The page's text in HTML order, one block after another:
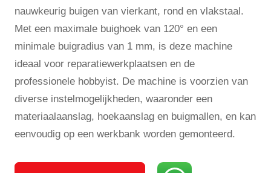
nauwkeurig buigen van vierkant, rond en vlakstaal.
Met een maximale buighoek van 120° en een
minimale buigradius van 1 mm, is deze machine
ideaal voor reparatiewerkplaatsen en de
professionele hobbyist. De machine is voorzien van
diverse instelmogelijkheden, waaronder een
materiaalaanslag, hoekaanslag en buigmallen, en kan
eenvoudig op een werkbank worden gemonteerd.